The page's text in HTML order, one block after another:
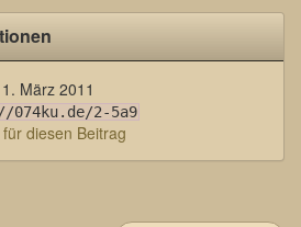
1. März 2011
2-5a9
diesen Beitrag